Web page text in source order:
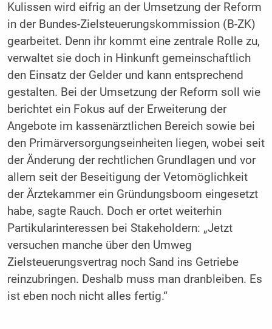
Kulissen wird eifrig an der Umsetzung der Reform
in der Bundes-Zielsteuerungskommission (B-ZK)
gearbeitet. Denn ihr kommt eine zentrale Rolle zu,
verwaltet sie doch in Hinkunft gemeinschaftlich
den Einsatz der Gelder und kann entsprechend
gestalten. Bei der Umsetzung der Reform soll wie
berichtet ein Fokus auf der Erweiterung der
Angebote im kassenärztlichen Bereich sowie bei
den Primärversorgungseinheiten liegen, wobei seit
der Änderung der rechtlichen Grundlagen und vor
allem seit der Beseitigung der Vetomöglichkeit
der Ärztekammer ein Gründungsboom eingesetzt
habe, sagte Rauch. Doch er ortet weiterhin
Partikularinteressen bei Stakeholdern: „Jetzt
versuchen manche über den Umweg
Zielsteuerungsvertrag noch Sand ins Getriebe
reinzubringen. Deshalb muss man dranbleiben. Es
ist eben noch nicht alles fertig.“